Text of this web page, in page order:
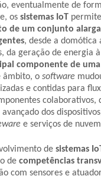
eventualmente de
os sistemas IoT
de um conjunto
, desde a domótica
da geração de energia
componente de
âmbito, o software
e contidas para
colaborativos,
dos
e serviços de
de sistemas
de competências
com sensores e